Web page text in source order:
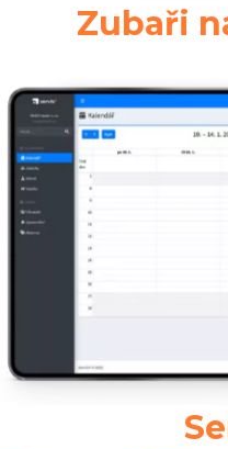
Zubaři